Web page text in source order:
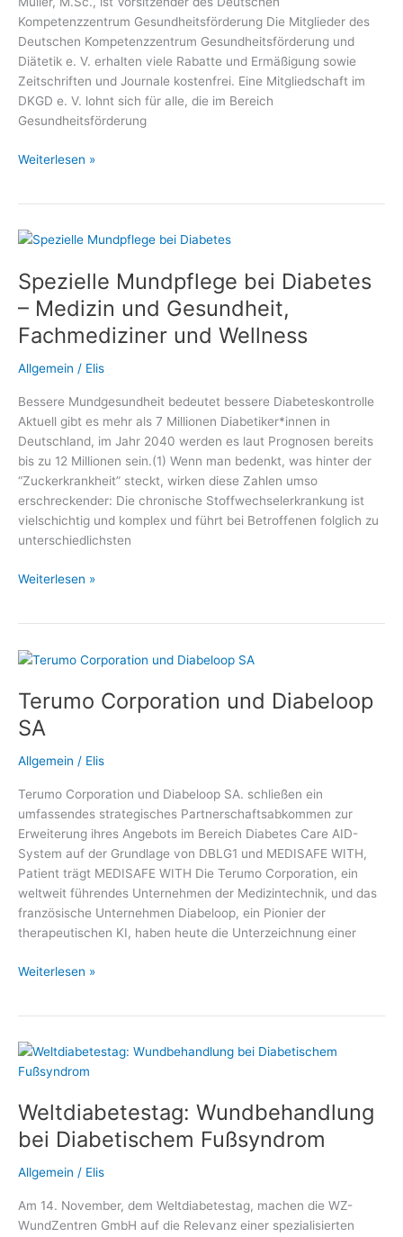
Kompetenzzentrum Gesundheitsförderung Die Mitglieder des
Deutschen Kompetenzzentrum Gesundheitsförderung und
Diätetik e. V. erhalten viele Rabatte und Ermäßigung sowie
Zeitschriften und Journale kostenfrei. Eine Mitgliedschaft im
DKGD e. V. lohnt sich für alle, die im Bereich
Gesundheitsförderung
Gratis,
und
für
Mitglieder
des
Deutschen
Gesundheitsförderung
und
Diätetik
e.
V.
Weiterlesen »
Spezielle Mundpflege bei Diabetes
– Medizin und Gesundheit,
Fachmediziner und Wellness
Allgemein / Elis
Bessere Mundgesundheit bedeutet bessere Diabeteskontrolle
Aktuell gibt es mehr als 7 Millionen Diabetiker*innen in
Deutschland, im Jahr 2040 werden es laut Prognosen bereits
bis zu 12 Millionen sein.(1) Wenn man bedenkt, was hinter der
“Zuckerkrankheit” steckt, wirken diese Zahlen umso
erschreckender: Die chronische Stoffwechselerkrankung ist
vielschichtig und komplex und führt bei Betroffenen folglich zu
unterschiedlichsten
Spezielle
–
und
Gesundheit,
Fachmediziner
und
Weiterlesen »
Terumo Corporation und Diabeloop
SA
Allgemein / Elis
Terumo Corporation und Diabeloop SA. schließen ein
umfassendes strategisches Partnerschaftsabkommen zur
Erweiterung ihres Angebots im Bereich Diabetes Care AID-
System auf der Grundlage von DBLG1 und MEDISAFE WITH,
Patient trägt MEDISAFE WITH Die Terumo Corporation, ein
weltweit führendes Unternehmen der Medizintechnik, und das
französische Unternehmen Diabeloop, ein Pionier der
therapeutischen KI, haben heute die Unterzeichnung einer
Terumo
SA
Weiterlesen »
Weltdiabetestag: Wundbehandlung
bei Diabetischem Fußsyndrom
Allgemein / Elis
Am 14. November, dem Weltdiabetestag, machen die WZ-
WundZentren GmbH auf die Relevanz einer spezialisierten